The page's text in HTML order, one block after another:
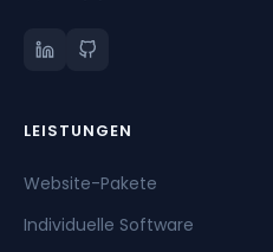
LEISTUNGEN
Website-Pakete
Individuelle Software